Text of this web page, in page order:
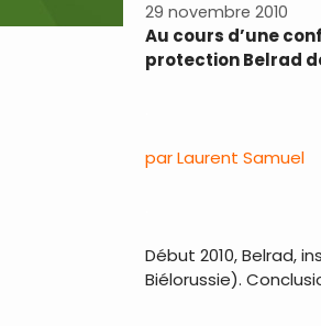
29 novembre 2010
Au cours d’une
protection Belrad
par Laurent Samuel
Début 2010, Belrad,
Biélorussie).